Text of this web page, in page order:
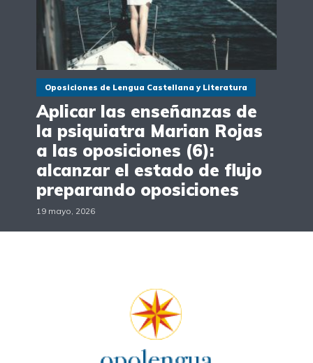
Oposiciones de Lengua Castellana y Literatura
Aplicar las enseñanzas de
la psiquiatra Marian Rojas
a las oposiciones (6):
alcanzar el estado de flujo
preparando oposiciones
19 mayo, 2026